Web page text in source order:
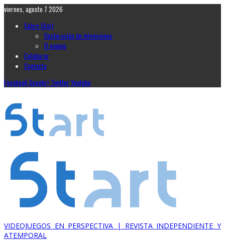
viernes, agosto 7 2026
Sobre Start
Declaración de intenciones
El equipo
Colaborar
Contacto
FacebookGoogle+ TwitterYoutube
VIDEOJUEGOS EN PERSPECTIVA | REVISTA INDEPENDIENTE Y
ATEMPORAL